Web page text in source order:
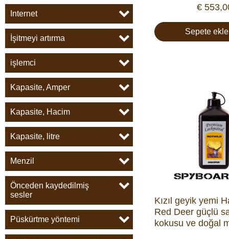
Internet
İşitmeyi artırma
işlemci
Kapasite, Amper
Kapasite, Hacim
Kapasite, litre
Menzil
Önceden kaydedilmiş
sesler
Püskürtme yöntemi
€
Sepete ekle
Kızıl geyik yemi
Red Deer güçlü
kokusu ve doğal